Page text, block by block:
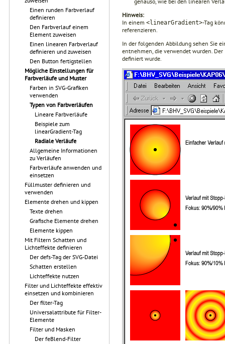
Einen runden Farbverlauf
definieren
Den Farbverlauf einem
Element zuweisen
Einen linearen Farbverlauf
definieren und zuweisen
Den Button fertigstellen
Mögliche Einstellungen für
Farbverläufe und Muster
Farben in SVG-Grafiken
verwenden
Typen von Farbverläufen
Lineare Farbverläufe
Beispiele zum
linearGradient-Tag
Radiale Verläufe
Allgemeine Informationen
zu Verläufen
Farbverläufe anwenden und
einsetzen
Füllmuster definieren und
verwenden
Elemente drehen und kippen
Texte drehen
Grafische Elemente drehen
Elemente kippen
Mit Filtern Schatten und
Lichteffekte definieren
Der defs-Tag der SVG-Datei
Schatten erstellen
Lichteffekte nutzen
Filter und Lichteffekte effektiv
einsetzen und kombinieren
Der filter-Tag
Universalattribute für Filter-
Elemente
Filter und Masken
Der feBlend-Filter
Hinweis:
In einem <linearGradient>-Tag
referenzieren.
In der folgenden Abbildung sehen Sie
entnehmen, die verwendet wurden.
definiert wurde.